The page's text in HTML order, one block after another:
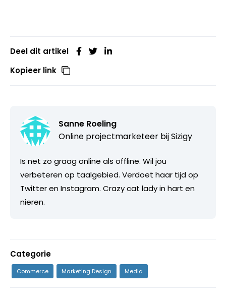
Deel dit artikel
Kopieer link
Sanne Roeling
Online projectmarketeer bijSizigy
Is net zo graag online als offline. Wil jou
verbeteren op taalgebied. Verdoet haar tijd op
Twitter en Instagram. Crazy cat lady in hart en
nieren.
Categorie
Commerce Marketing Design Media